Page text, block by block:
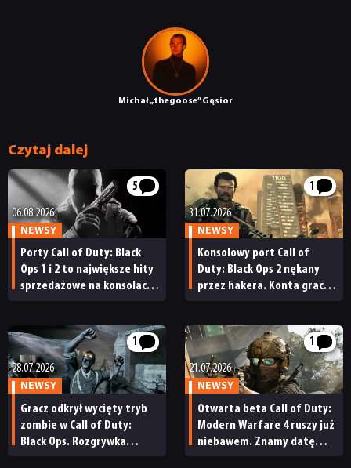
Michał „thegoose” Gąsior
Czytaj dalej
5
06.08.2026
NEWSY
Porty Call of Duty: Black
Ops 1 i 2 to największe hity
sprzedażowe na konsolach
tegoroczne premiery
1
31.07.2026
NEWSY
Konsolowy port Call of
Duty: Black Ops 2 nękany
przez hakera. Konta graczy
do rozgrywki
1
28.07.2026
NEWSY
Gracz odkrył wycięty tryb
zombie w Call of Duty:
Black Ops. Rozgrywka
1
21.07.2026
NEWSY
Otwarta beta Call of Duty:
Modern Warfare 4 ruszy już
niebawem. Znamy datę